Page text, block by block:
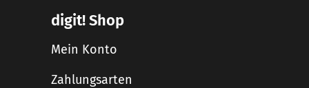
digit! Shop
Mein Konto
Zahlungsarten